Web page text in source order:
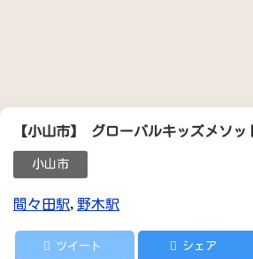
【小山市】 グローバルキッズメソッ
小山市
間々田駅, 野木駅
ツイート シェア